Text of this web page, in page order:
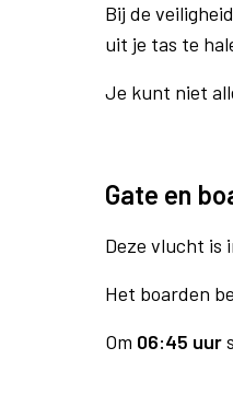
Bij de
uit je tas te
Je kunt niet
Gate en
Deze vlucht is
Het boarden
Om 06:45 uur